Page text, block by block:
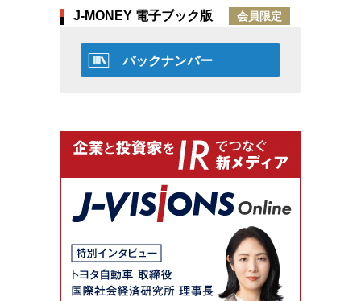
J-MONEY 電子ブック版 会員限定
バックナンバー